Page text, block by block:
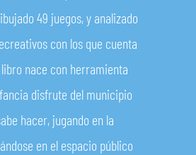
49 juegos, y analizado
con los que cuenta
nace con herramienta
disfrute del municipio
hacer, jugando en la
en el espacio público